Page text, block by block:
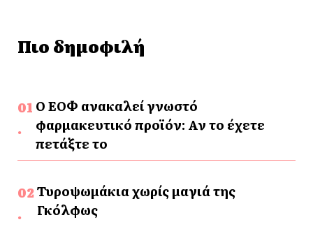
Πιο δημοφιλή
Ο ΕΟΦ ανακαλεί γνωστό
φαρμακευτικό προϊόν: Αν το έχετε
πετάξτε το
Τυροψωμάκια χωρίς μαγιά της
Γκόλφως